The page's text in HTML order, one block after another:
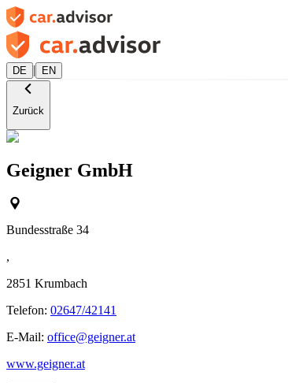
DE | EN
Zurück
Geigner GmbH
Bundesstraße 34
,
2851 Krumbach
Telefon: 02647/42141
E-Mail: office@geigner.at
www.geigner.at